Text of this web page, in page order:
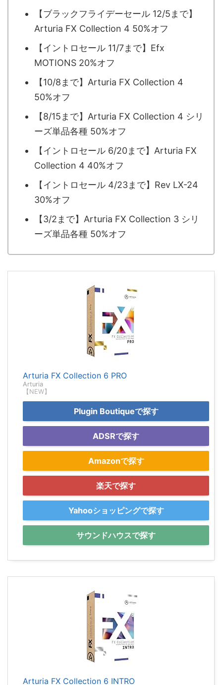
【ブラックフライデーセール 12/5まで】
Arturia FX Collection 4 50%オフ
【イントロセール 11/7まで】Efx
MOTIONS 20%オフ
【10/8まで】Arturia FX Collection 4
50%オフ
【8/15まで】Arturia FX Collection 4 シリ
ーズ単品各種 50%オフ
【イントロセール 6/20まで】Arturia FX
Collection 4 40%オフ
【イントロセール 4/23まで】Rev LX-24
30%オフ
【3/2まで】Arturia FX Collection 3 シリ
ーズ単品各種 50%オフ
Arturia FX Collection 6 PRO
Arturia
【NEW】
Plugin Boutiqueで探す
ADSRで探す
Amazonで探す
楽天で探す
Yahooショッピングで探す
サウンドハウスで探す
Arturia FX Collection 6 INTRO